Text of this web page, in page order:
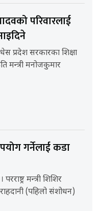
परिवारलाई
प्रदेश सरकारका शिक्षा
मन्त्री मनोजकुमार
गर्नेलाई कडा
मन्त्री शिशिर
(पहिलो संशोधन)